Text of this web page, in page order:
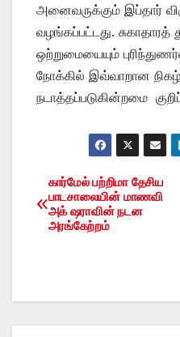
அனைவருக்கும் இப்தார்
வழங்கப்பட்டது. சுகாதாரத்
ஒற்றுமையையும்
நோக்கில் இவ்வாறான
நடாத்தப்படுகின்றமை
Post
navigation
கார்மேல் பற்றிமா தேசிய
பாடசாலையின் மாணவி
அக் ஷராவின் நடன
அரங்கேற்றம்